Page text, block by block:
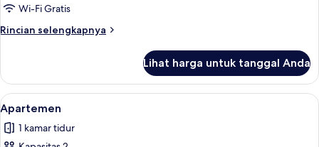
Wi-Fi Gratis
Rincian selengkapnya
Rincian
Penthouse
Lihat harga untuk tanggal Anda
Lihat
semua
foto
Apartemen | Wi-Fi gratis, didekorasi
8
Apartemen
1 kamar tidur